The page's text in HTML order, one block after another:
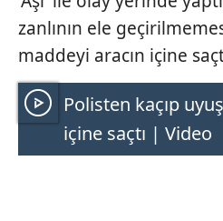
zanlının ele
maddeyi aracın içine
Polisten kaçıp
içine saçtı | Video